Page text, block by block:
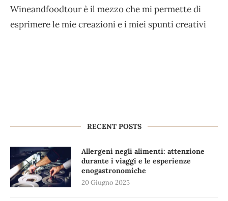
Wineandfoodtour è il mezzo che mi permette di
esprimere le mie creazioni e i miei spunti creativi
RECENT POSTS
Allergeni negli alimenti: attenzione
durante i viaggi e le esperienze
enogastronomiche
20 Giugno 2025